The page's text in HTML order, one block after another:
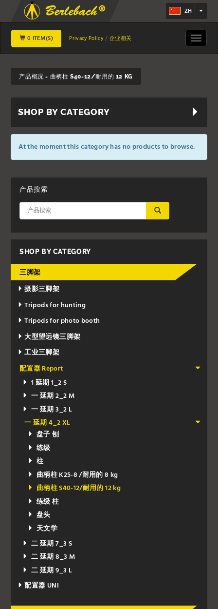
ZH
0 ITEM(S) Privacy Policy 企业相关
Toggle
产品概况 - 曲柄柱 S40-12/耐用的 12 KG
SHOP BY CATEGORY
At the moment this category has no products to browse.
产品搜索
SHOP BY CATEGORY
三脚架
摄影三脚架
Tripods for hunting
Tripods for photo booth
大型望远镜三脚架
工业三脚架
配置器 Report
1 延期 1_2 S
一 延期 2_2 M
一 延期 3_2 L
一 延期 4_2 XL
盘子 刨
练级
柱
曲柄柱 K25-8 /耐用的 8 kg
曲柄柱 S40-12/耐用的 12 kg
练级 柱
盘头
天文学
二 延期 7_3 S
二 延期 8_3 M
二 延期 9_3 L
配置器 UNI